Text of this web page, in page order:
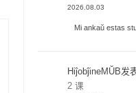
2026.08.03
Mi ankaŭ estas
HiĵobĵineMŬB发
2 课